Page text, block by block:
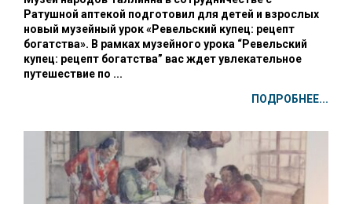
Ратушной аптекой подготовил для детей и взрослых
новый музейный урок «Ревельский купец: рецепт
богатства». В рамках музейного урока “Ревельский
купец: рецепт богатства” вас ждет увлекательное
путешествие по ...
ПОДРОБНЕЕ...